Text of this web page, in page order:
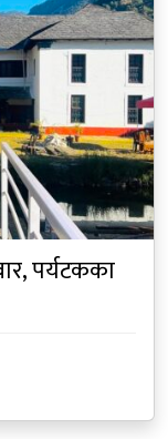
पर्यटकका